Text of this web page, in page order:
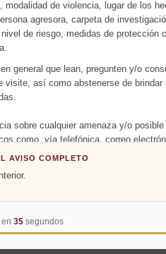
modalidad de violencia, lugar de los
agresora, carpeta de
de riesgo, medidas de protección
general que lean, pregunten y/o
visite, así como abstenerse de
sobre cualquier amenaza y/o
como, vía telefónica, correo
mensaje, llamada o visita que
al compromiso por parte de las
AVISO COMPLETO
34 segundos